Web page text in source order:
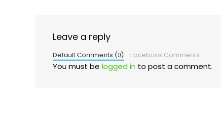
Leave a reply
Default Comments (0) Facebook Comments
You must be logged in to post a comment.